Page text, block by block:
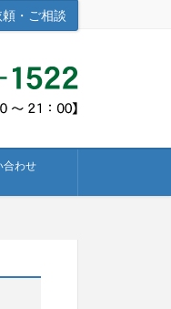
頼・ご相談
合わせ